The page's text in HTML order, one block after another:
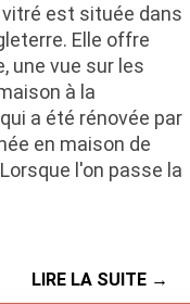
est située dans
Elle offre
une vue sur les
à la
a été rénovée par
en maison de
l'on passe la
LIRE LA SUITE →